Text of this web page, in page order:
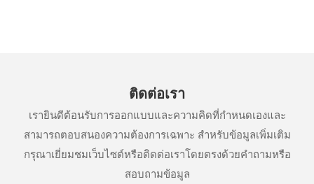
ติดต่อเรา
เรายินดีต้อนรับการออกแบบและความคิดที่กำหนดเองและ
สามารถตอบสนองความต้องการเฉพาะ สำหรับข้อมูลเพิ่มเติม
กรุณาเยี่ยมชมเว็บไซต์หรือติดต่อเราโดยตรงด้วยคำถามหรือ
สอบถามข้อมูล